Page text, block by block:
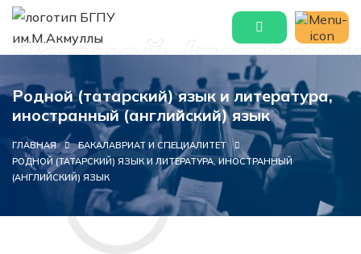
Родной
Родной (татарский) язык и литература,
иностранный (английский) язык
ГЛАВНАЯ
БАКАЛАВРИАТ И СПЕЦИАЛИТЕТ
РОДНОЙ (ТАТАРСКИЙ) ЯЗЫК И ЛИТЕРАТУРА, ИНОСТРАННЫЙ
(АНГЛИЙСКИЙ) ЯЗЫК